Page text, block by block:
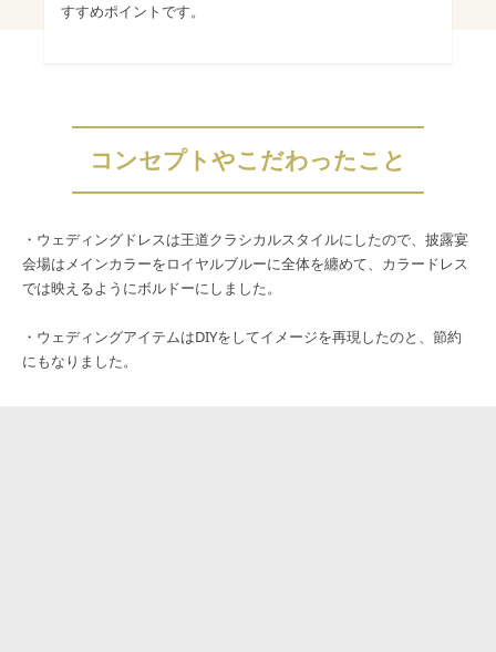
すすめポイントです。
コンセプトやこだわったこと
・ウェディングドレスは王道クラシカルスタイルにしたので、披露宴
会場はメインカラーをロイヤルブルーに全体を纏めて、カラードレス
では映えるようにボルドーにしました。
・ウェディングアイテムはDIYをしてイメージを再現したのと、節約
にもなりました。